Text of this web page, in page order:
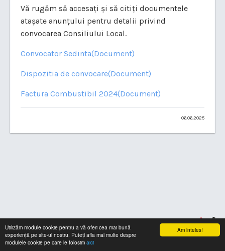
Am inteles!
Utilizăm module cookie pentru a vă oferi cea mai bună
experiență pe site-ul nostru. Puteți afla mai multe despre
modulele cookie pe care le folosim aici
Vă rugăm să accesați și să citiți documentele
atașate anunțului pentru detalii privind
convocarea Consiliului Local.
Convocator Sedinta(Document)
Dispozitia de convocare(Document)
Factura Combustibil 2024(Document)
06.06.2025
© Copyright 2026. Toate drepturile rezervate